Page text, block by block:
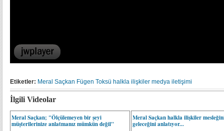
Etiketler: Meral Saçkan Fügen Toksü halkla ilişkiler medya iletişimi
İlgili Videolar
Meral Saçkan; "Ölçülemeyen bir şeyi
müşterilerinize anlatmanız mümkün değil"
Meral Saçkan halkla ilişkiler
geleceğini anlatıyor...